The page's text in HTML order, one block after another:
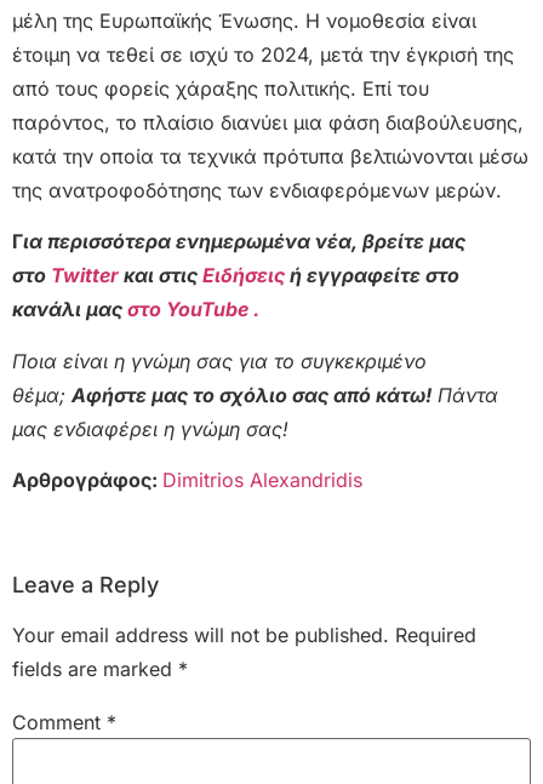
μέλη της Ευρωπαϊκής Ένωσης. Η νομοθεσία είναι
έτοιμη να τεθεί σε ισχύ το 2024, μετά την έγκρισή της
από τους φορείς χάραξης πολιτικής. Επί του
παρόντος, το πλαίσιο διανύει μια φάση διαβούλευσης,
κατά την οποία τα τεχνικά πρότυπα βελτιώνονται μέσω
της ανατροφοδότησης των ενδιαφερόμενων μερών.
Για περισσότερα ενημερωμένα νέα, βρείτε μας
στο Twitter και στις Ειδήσεις ή εγγραφείτε στο
κανάλι μας στο YouTube .
Ποια είναι η γνώμη σας για το συγκεκριμένο
θέμα; Αφήστε μας το σχόλιο σας από κάτω! Πάντα
μας ενδιαφέρει η γνώμη σας!
Αρθρογράφος: Dimitrios Alexandridis
Leave a Reply
Your email address will not be published. Required
fields are marked *
Comment *